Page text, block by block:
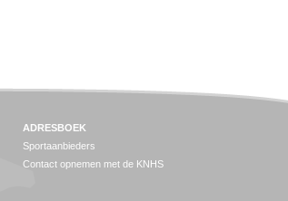
ADRESBOEK
Sportaanbieders
Contact opnemen met de KNHS